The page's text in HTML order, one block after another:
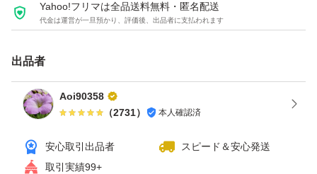
Yahoo!フリマは全品送料無料・匿名配送
代金は運営が一旦預かり、評価後、出品者に支払われます
出品者
Aoi90358
（2731） 本人確認済
安心取引出品者
スピード＆安心発送
取引実績99+